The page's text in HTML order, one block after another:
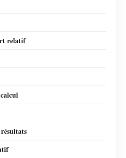
relatif